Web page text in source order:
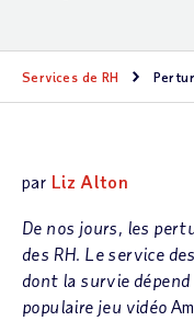
Services de RH
par Liz Alton
De nos jours, les
des RH. Le service
dont la survie dépend
populaire jeu vidéo